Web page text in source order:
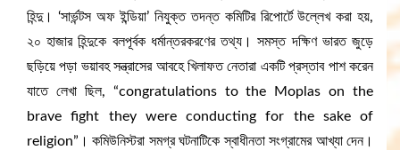
হিন্দু। ‘সার্ভন্টস অফ ইন্ডিয়া’ নিযুক্ত তদন্ত কমিটির রিপোর্টে উল্লেখ করা হয়,
২০ হাজার হিন্দুকে বলপূর্বক ধর্মান্তরকরণের তথ্য। সমস্ত দক্ষিণ ভারত জুড়ে
ছড়িয়ে পড়া ভয়াবহ সন্ত্রাসের আবহে খিলাফত নেতারা একটি প্রস্তাব পাশ করেন
যাতে লেখা ছিল, “congratulations to the Moplas on the
brave fight they were conducting for the sake of
religion”। কমিউনিস্টরা সমগ্র ঘটনাটিকে স্বাধীনতা সংগ্রামের আখ্যা দেন।